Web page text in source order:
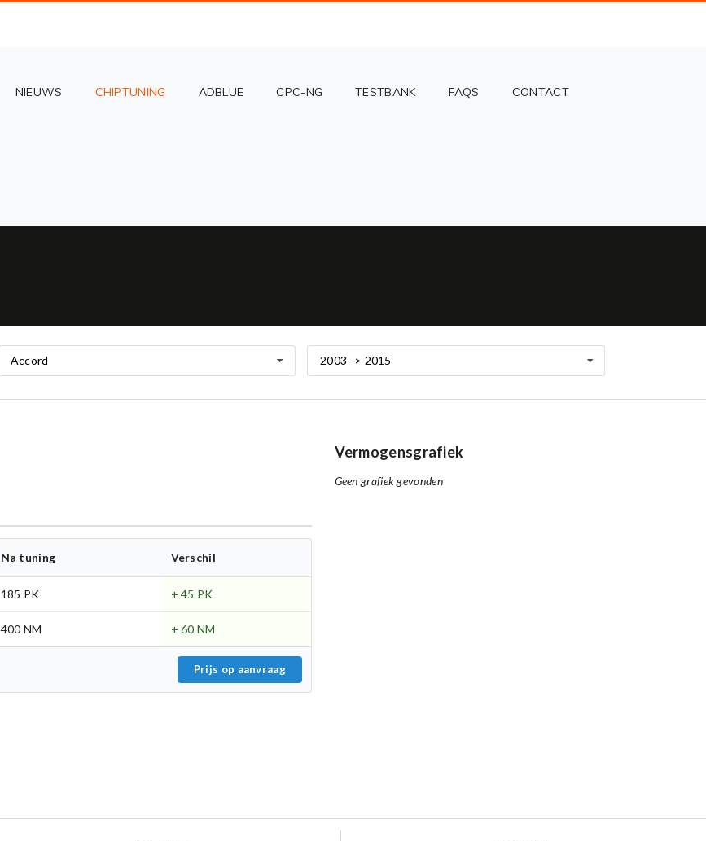
NIEUWS CHIPTUNING ADBLUE CPC-NG TESTBANK FAQS CONTACT
Accord 2003 -> 2015
Na tuning Verschil
185 PK + 45 PK
400 NM + 60 NM
Prijs op aanvraag
Vermogensgrafiek
Geen grafiek gevonden